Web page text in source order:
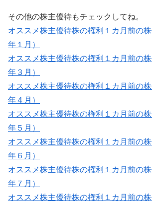
その他の株主優待もチェックしてね。
オススメ株主優待株の権利１カ月前の
年１月）
オススメ株主優待株の権利１カ月前の
年３月）
オススメ株主優待株の権利１カ月前の
年４月）
オススメ株主優待株の権利１カ月前の
年５月）
オススメ株主優待株の権利１カ月前の
年６月）
オススメ株主優待株の権利１カ月前の
年７月）
オススメ株主優待株の権利１カ月前の